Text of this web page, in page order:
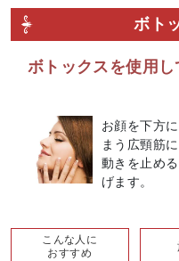
ボト
ボトックスを使用
お顔を下方
まう広頸筋
動きを止め
げます。
こんな人に
おすすめ